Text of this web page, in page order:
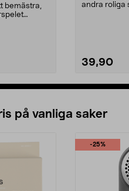
bemästra,
andra roliga
39,90
på vanliga saker
-25%